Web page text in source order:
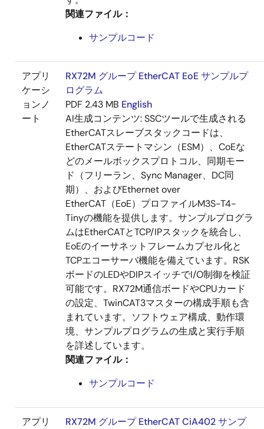
関連ファイル：
サンプルコード
アプリ
ケーシ
ョンノ
ート
RX72M グループ EtherCAT EoE サンプルプ
ログラム
PDF 2.43 MB English
AI生成コンテンツ:SSCツールで生成される
EtherCATスレーブスタックコードは、
EtherCATステートマシン（ESM）、CoEな
どのメールボックスプロトコル、同期モー
ド（フリーラン、Sync Manager、DC同
期）、およびEthernet over
EtherCAT（EoE）プロファイルM3S-T4-
Tinyの機能を提供します。サンプルプログラ
ムはEtherCATとTCP/IPスタックを統合し、
EoEのイーサネットフレームカプセル化と
TCPエコーサーバ機能を備えています。RSK
ボードのLEDやDIPスイッチでI/O制御を検証
可能です。RX72M通信ボードやCPUカード
の設定、TwinCAT3マスターの構成手順も含
まれています。ソフトウェア構成、動作環
境、サンプルプログラムの生成と実行手順
を詳述しています。
関連ファイル：
サンプルコード
アプリ
RX72M グループ EtherCAT CiA402 サンプ